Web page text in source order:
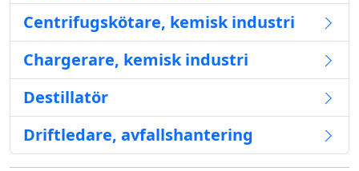
Centrifugskötare, kemisk industri
Chargerare, kemisk industri
Destillatör
Driftledare, avfallshantering